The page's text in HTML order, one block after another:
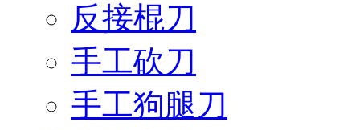
反接棍刀
手工砍刀
手工狗腿刀